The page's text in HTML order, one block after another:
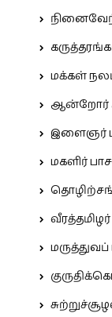
மக்கள்
ஆன்றோர்
இளைஞர்
மகளிர்